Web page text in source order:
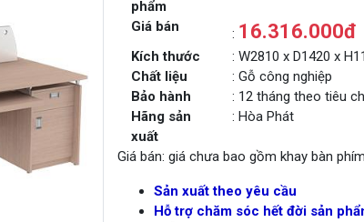
phẩm
Giá bán
: 16.316.000đ
Kích thước
: W2810 x D1420 x
Chất liệu
: Gỗ công nghiệp
Bảo hành
: 12 tháng theo tiêu
Hãng sản
xuất
: Hòa Phát
Giá bán: giá chưa bao gồm khay bàn
Sản xuất theo yêu cầu
Hỗ trợ chăm sóc hết đời sản